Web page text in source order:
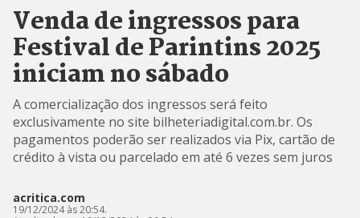
Venda de ingressos para
Festival de Parintins 2025
iniciam no sábado
A comercialização dos ingressos será feito
exclusivamente no site bilheteriadigital.com.br. Os
pagamentos poderão ser realizados via Pix, cartão de
crédito à vista ou parcelado em até 6 vezes sem juros
acritica.com
19/12/2024 às 20:54.